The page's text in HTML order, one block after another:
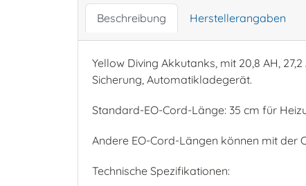
Beschreibung Herstellerangaben
Yellow Diving Akkutanks, mit 20,8 AH,
Sicherung, Automatikladegerät.
Standard-EO-Cord-Länge: 35 cm für
Andere EO-Cord-Längen können mit
Technische Spezifikationen: